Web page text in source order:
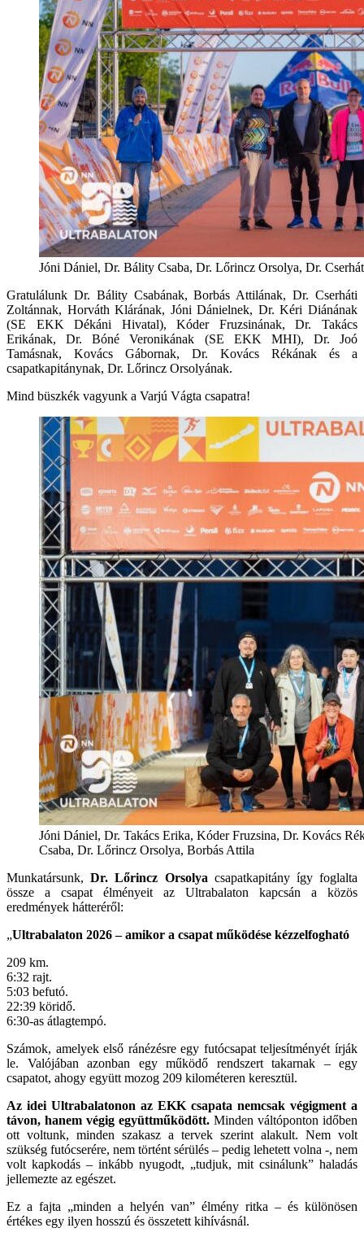
Jóni Dániel, Dr. Bálity Csaba, Dr. Lőrincz Orsolya, Dr.
Gratulálunk Dr. Bálity Csabának, Borbás Attilának, Dr. Cserháti
Zoltánnak, Horváth Klárának, Jóni Dánielnek, Dr. Kéri Diánának
(SE EKK Dékáni Hivatal), Kóder Fruzsinának, Dr. Takács
Erikának, Dr. Bóné Veronikának (SE EKK MHI), Dr. Joó
Tamásnak, Kovács Gábornak, Dr. Kovács Rékának és a
csapatkapitánynak, Dr. Lőrincz Orsolyának.
Mind büszkék vagyunk a Varjú Vágta csapatra!
Jóni Dániel, Dr. Takács Erika, Kóder Fruzsina, Dr. Kovács
Csaba, Dr. Lőrincz Orsolya, Borbás Attila
Munkatársunk,Dr. Lőrincz Orsolyacsapatkapitány így foglalta
össze a csapat élményeit az Ultrabalaton kapcsán a közös
eredmények hátteréről:
„Ultrabalaton 2026 – amikor a csapat működése kézzelfogható
209 km.
6:32 rajt.
5:03 befutó.
22:39 köridő.
6:30-as átlagtempó.
Számok, amelyek első ránézésre egy futócsapat teljesítményét írják
le. Valójában azonban egy működő rendszert takarnak – egy
csapatot, ahogy együtt mozog 209 kilométeren keresztül.
Az idei Ultrabalatonon az EKK csapata nemcsak végigment a
távon, hanem végig együttműködött. Minden váltóponton időben
ott voltunk, minden szakasz a tervek szerint alakult. Nem volt
szükség futócserére, nem történt sérülés – pedig lehetett volna -, nem
volt kapkodás – inkább nyugodt, „tudjuk, mit csinálunk” haladás
jellemezte az egészet.
Ez a fajta „minden a helyén van” élmény ritka – és különösen
értékes egy ilyen hosszú és összetett kihívásnál.